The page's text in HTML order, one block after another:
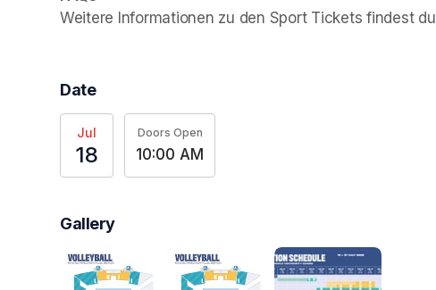
Weitere Informationen zu den Sport Tickets findest du
Date
Jul
18
Doors Open
10:00 AM
Gallery